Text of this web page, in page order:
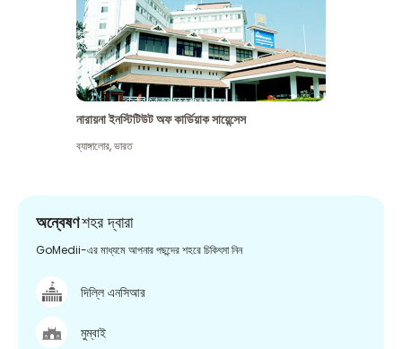
নারায়না ইনস্টিটিউট অফ কার্ডিয়াক সায়েন্সেস
ব্যাঙ্গালোর,ভারত
অন্বেষণশহর দ্বারা
GoMedii-এর মাধ্যমে আপনার পছন্দের শহরে চিকিৎসা নিন
দিল্লি এনসিআর
মুম্বাই